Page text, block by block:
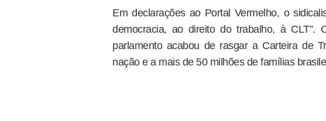
Em declarações ao Portal Vermelho, o
democracia, ao direito do trabalho, à CLT”.
parlamento acabou de rasgar a Carteira de
nação e a mais de 50 milhões de famílias